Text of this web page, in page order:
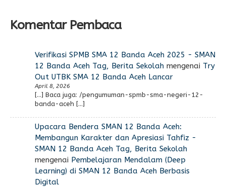
Komentar Pembaca
Verifikasi SPMB SMA 12 Banda Aceh 2025 - SMAN
12 Banda Aceh Tag, Berita Sekolahmengenai Try
Out UTBK SMA 12 Banda Aceh Lancar
April 8, 2026
[…] Baca juga: /pengumuman-spmb-sma-negeri-12-
banda-aceh […]
Upacara Bendera SMAN 12 Banda Aceh:
Membangun Karakter dan Apresiasi Tahfiz -
SMAN 12 Banda Aceh Tag, Berita Sekolah
mengenai Pembelajaran Mendalam (Deep
Learning) di SMAN 12 Banda Aceh Berbasis
Digital